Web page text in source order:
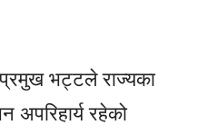
भट्टले राज्यका
अपरिहार्य रहेको